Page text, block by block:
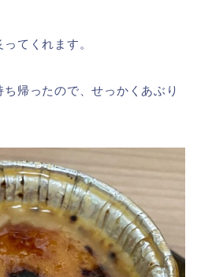
てくれます。
帰ったので、せっかくあぶり